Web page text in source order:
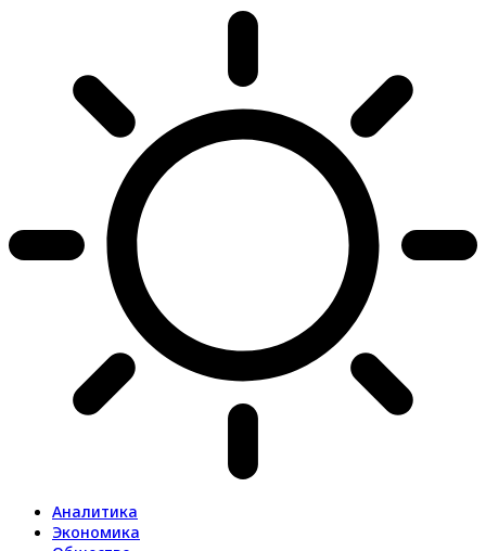
Аналитика
Экономика